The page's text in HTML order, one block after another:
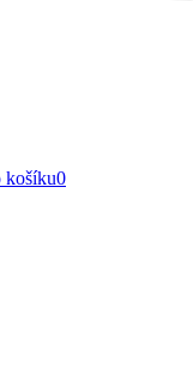
košíku0